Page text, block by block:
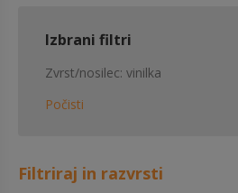
Izbrani filtri
Zvrst/nosilec vinilka
Počisti
Filtriraj in razvrsti